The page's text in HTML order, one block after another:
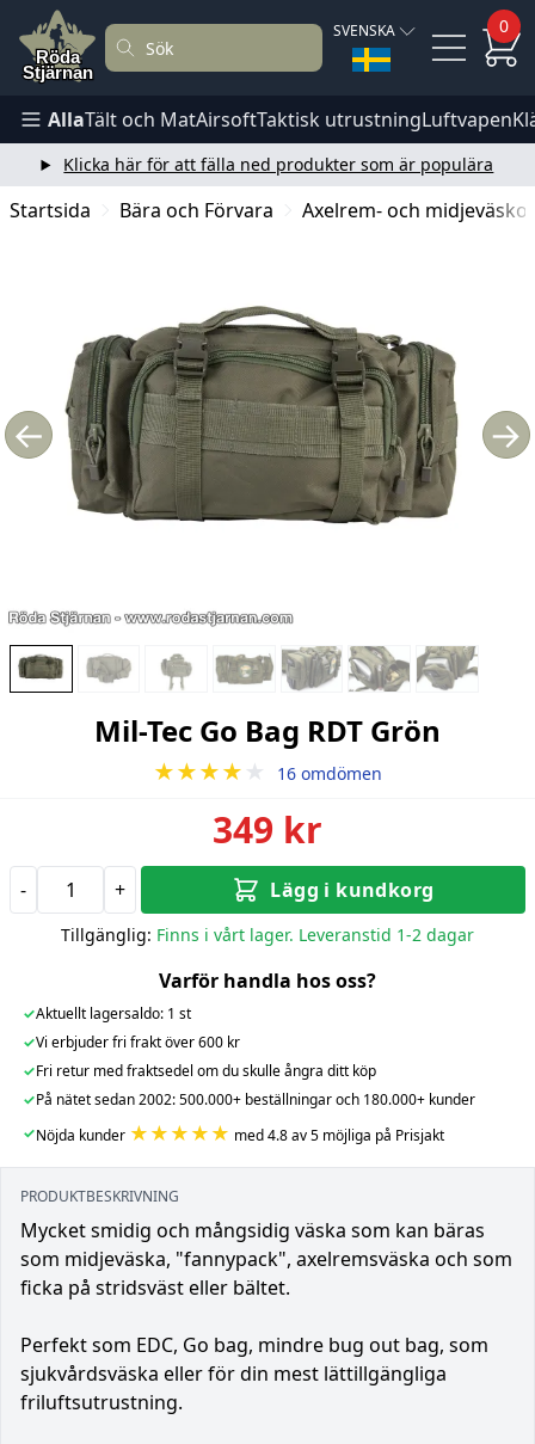
SVENSKA 0
AllaTält och MatAirsoftTaktisk utrustningLuftvapen
Klicka här för att fälla ned produkter som är populära
Startsida Bära och Förvara Axelrem- och midjeväskor
← →
Mil-Tec Go Bag RDT Grön
★★★★ ★ 16 omdömen
349 kr
- + Lägg i kundkorg
Tillgänglig: Finns i vårt lager. Leveranstid 1-2 dagar
Varför handla hos oss?
✓Aktuellt lagersaldo: 1 st
✓Vi erbjuder fri frakt över 600 kr
✓Fri retur med fraktsedel om du skulle ångra ditt köp
✓På nätet sedan 2002: 500.000+ beställningar och 180.000+ kunder
✓Nöjda kunder ★★★★★ med 4.8 av 5 möjliga på Prisjakt
PRODUKTBESKRIVNING
Mycket smidig och mångsidig väska som kan bäras
som midjeväska, "fannypack", axelremsväska och som
ficka på stridsväst eller bältet.
Perfekt som EDC, Go bag, mindre bug out bag, som
sjukvårdsväska eller för din mest lättillgängliga
friluftsutrustning.